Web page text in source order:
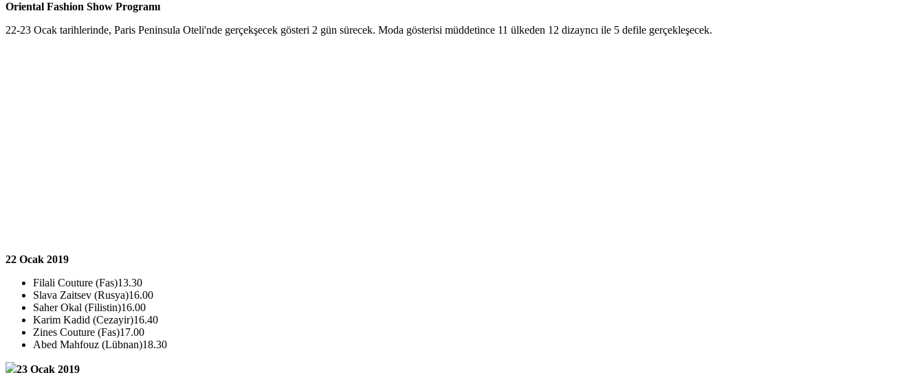
Oriental Fashion Show Programı
22-23 Ocak tarihlerinde, Paris Peninsula Oteli'nde gerçekşecek gösteri 2 gün sürecek. Moda gösterisi müddetince 11 ülkeden 12 dizayncı ile 5 defile gerçekleşecek.
22 Ocak 2019
Filali Couture (Fas)13.30
Slava Zaitsev (Rusya)16.00
Saher Okal (Filistin)16.00
Karim Kadid (Cezayir)16.40
Zines Couture (Fas)17.00
Abed Mahfouz (Lübnan)18.30
23 Ocak 2019